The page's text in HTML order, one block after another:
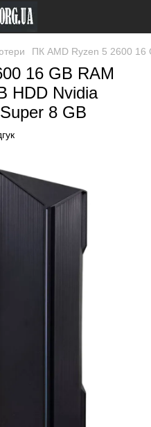
ПК AMD Ryzen 5 2600 16
16 GB RAM
HDD Nvidia
8 GB